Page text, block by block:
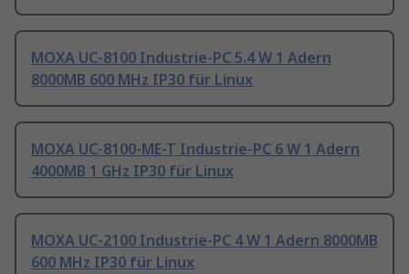
MOXA UC-8100 Industrie-PC 5.4 W 1 Adern
8000MB 600 MHz IP30 für Linux
MOXA UC-8100-ME-T Industrie-PC 6 W 1 Adern
4000MB 1 GHz IP30 für Linux
MOXA UC-2100 Industrie-PC 4 W 1 Adern 8000MB
600 MHz IP30 für Linux